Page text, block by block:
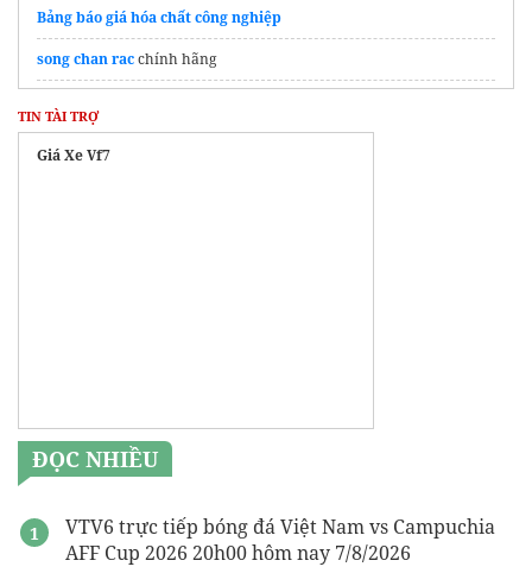
Bảng báo giá hóa chất công nghiệp
song chan racchính hãng
TIN TÀI TRỢ
Giá Xe Vf7
ĐỌC NHIỀU
VTV6 trực tiếp bóng đá Việt Nam vs Campuchia
AFF Cup 2026 20h00 hôm nay 7/8/2026